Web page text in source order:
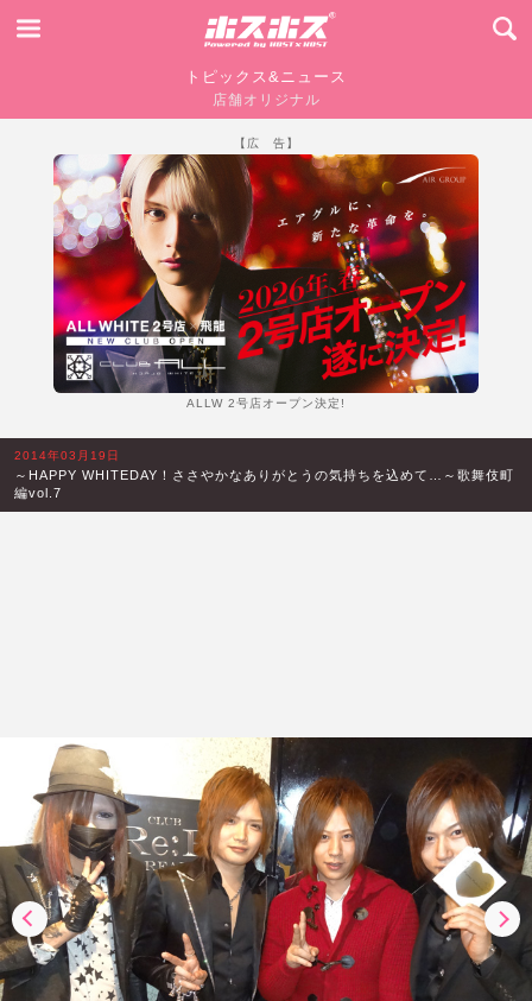
トピックス&ニュース
店舗オリジナル
【広 告】
ALLW 2号店オープン決定!
2014年03月19日
～HAPPY WHITEDAY！ささやかなありがとうの気持ちを込めて…～歌舞伎町
編vol.7